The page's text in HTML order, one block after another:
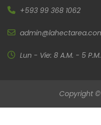
+593 99 368 1062
Lun - Vie: 8 A.M. - 5 P.M.
Copyright ©